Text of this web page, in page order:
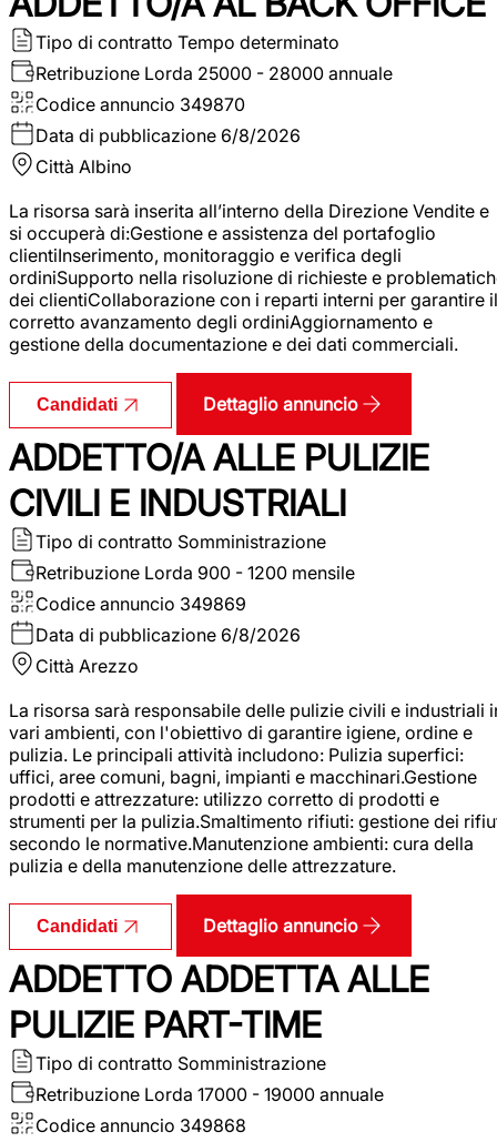
Tipo di contratto Tempo determinato
Retribuzione Lorda 25000 - 28000 annuale
Codice annuncio 349870
Data di pubblicazione 6/8/2026
Città Albino
La risorsa sarà inserita all’interno della Direzione Vendite e
si occuperà di:Gestione e assistenza del portafoglio
clientiInserimento, monitoraggio e verifica degli
ordiniSupporto nella risoluzione di richieste e
dei clientiCollaborazione con i reparti interni per garantire il
corretto avanzamento degli ordiniAggiornamento e
gestione della documentazione e dei dati commerciali.
Candidati Dettaglio annuncio
ADDETTO/A ALLE PULIZIE
CIVILI E INDUSTRIALI
Tipo di contratto Somministrazione
Retribuzione Lorda 900 - 1200 mensile
Codice annuncio 349869
Data di pubblicazione 6/8/2026
Città Arezzo
La risorsa sarà responsabile delle pulizie civili e industriali
vari ambienti, con l'obiettivo di garantire igiene, ordine e
pulizia. Le principali attività includono: Pulizia superfici:
uffici, aree comuni, bagni, impianti e macchinari.Gestione
prodotti e attrezzature: utilizzo corretto di prodotti e
strumenti per la pulizia.Smaltimento rifiuti: gestione dei
secondo le normative.Manutenzione ambienti: cura della
pulizia e della manutenzione delle attrezzature.
Candidati Dettaglio annuncio
ADDETTO ADDETTA ALLE
PULIZIE PART-TIME
Tipo di contratto Somministrazione
Retribuzione Lorda 17000 - 19000 annuale
Codice annuncio 349868